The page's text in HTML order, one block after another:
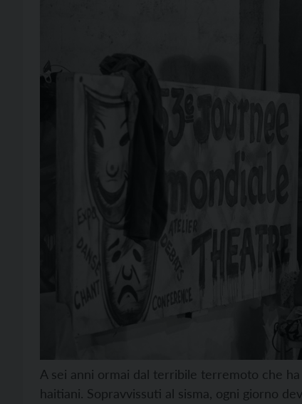
A sei anni ormai dal terribile terremoto che
haitiani. Sopravvissuti al sisma, ogni giorno